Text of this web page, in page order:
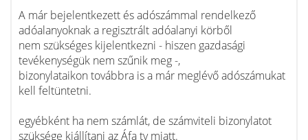
A már bejelentkezett és adószámmal rendelkező
adóalanyoknak a regisztrált adóalanyi körből
nem szükséges kijelentkezni - hiszen gazdasági
tevékenységük nem szűnik meg -,
bizonylataikon továbbra is a már meglévő adószámukat
kell feltüntetni.
egyébként ha nem számlát, de számviteli bizonylatot
szüksége kiállítani az Áfa tv miatt.